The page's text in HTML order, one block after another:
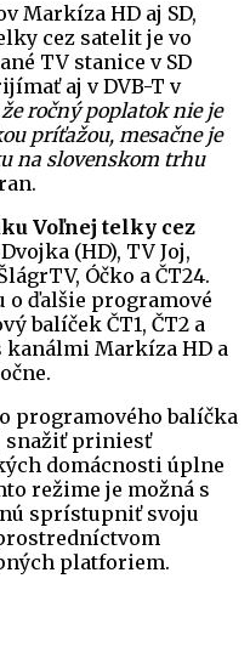
Markíza HD aj SD,
cez satelit je vo
TV stanice v SD
aj v DVB-T v
že ročný poplatok nie je
príťažou, mesačne je
na slovenskom trhu
Voľnej telky cez
(HD), TV Joj,
Óčko a ČT24.
o ďalšie programové
balíček ČT1, ČT2 a
kanálmi Markíza HD a
programového balíčka
snažiť priniesť
domácnosti úplne
režime je možná s
sprístupniť svoju
platforiem.